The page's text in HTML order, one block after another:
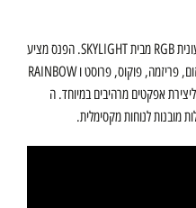
פנס חכם 9R (260W) משולב טבעת לד צבעונית RGB מבית SKYLIGHT. הפנס מציע
אפקטים מדהימים הכוללים: גובואים,צבעים,זום, פריזמה, פוקוס, פרוסט ו RAINBOW
אפקט. מסביב לעדשת הבים טבעת לד RGB ליצירת אפקטים מרהיבים במיוחד. ה